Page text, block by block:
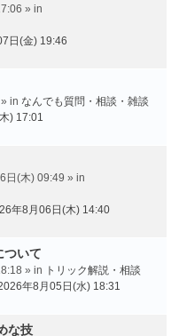
» in
日(金) 19:46
in なんでも質問・相談・雑談
) 17:01
日(木) 09:49 » in
年8月06日(木) 14:40
ついて
» in トリック解説・相談
年8月05日(水) 18:31
な技